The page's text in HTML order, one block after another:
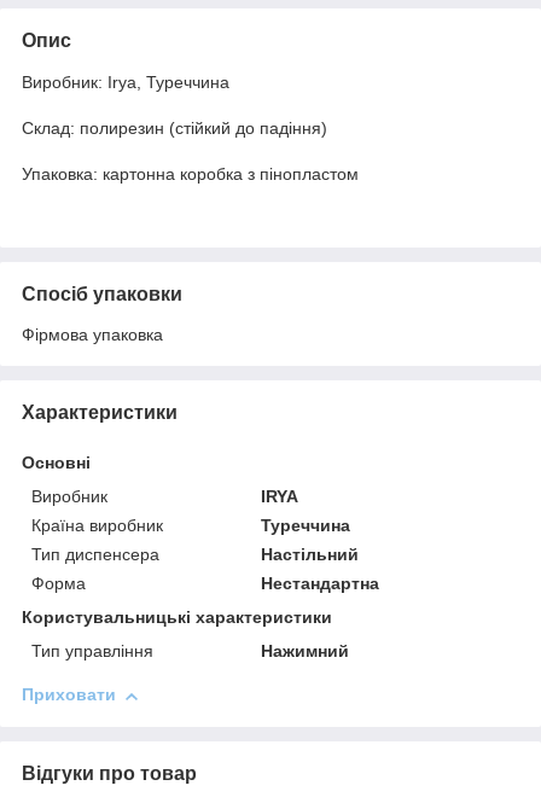
Опис
Виробник: Irya, Туреччина
Склад: полирезин (стійкий до падіння)
Упаковка: картонна коробка з пінопластом
Спосіб упаковки
Фірмова упаковка
Характеристики
Основні
Виробник
IRYA
Країна виробник
Туреччина
Тип диспенсера
Настільний
Форма
Нестандартна
Користувальницькі характеристики
Тип управління
Нажимний
Приховати
Відгуки про товар